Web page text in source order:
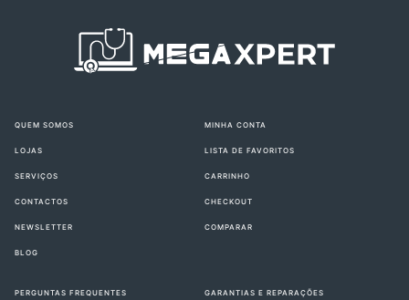
QUEM SOMOS
LOJAS
SERVIÇOS
CONTACTOS
NEWSLETTER
BLOG
MINHA CONTA
LISTA DE FAVORITOS
CARRINHO
CHECKOUT
COMPARAR
PERGUNTAS FREQUENTES GARANTIAS E REPARAÇÕES